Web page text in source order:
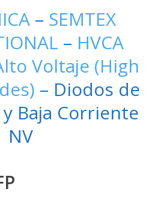
– SEMTEX
– HVCA
Voltaje (High
– Diodos de
Baja Corriente
NV